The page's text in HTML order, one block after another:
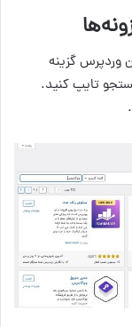
وردپرس گزینه
تایپ کنید.